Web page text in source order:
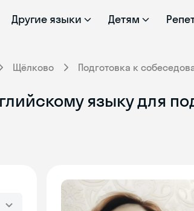
Другие языки Детям
Щёлково Подготовка к
языку для